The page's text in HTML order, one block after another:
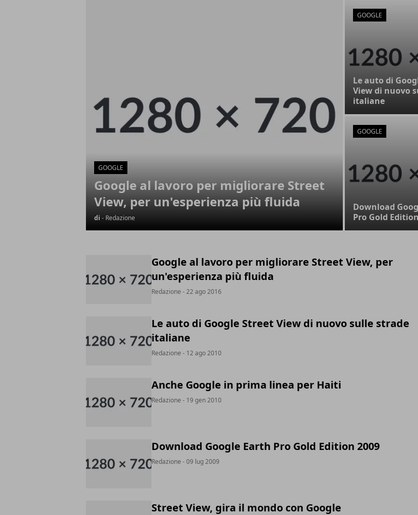
GOOGLE
Google al lavoro per migliorare Street
View, per un'esperienza più fluida
di - Redazione
GOOGLE
Le auto di
View di nuovo
italiane
GOOGLE
Download
Pro Gold
Google al lavoro per migliorare Street View, per
un'esperienza più fluida
Redazione - 22 ago 2016
Le auto di Google Street View di nuovo sulle strade
italiane
Redazione - 12 ago 2010
Anche Google in prima linea per Haiti
Redazione - 19 gen 2010
Download Google Earth Pro Gold Edition 2009
Redazione - 09 lug 2009
Street View, gira il mondo con Google